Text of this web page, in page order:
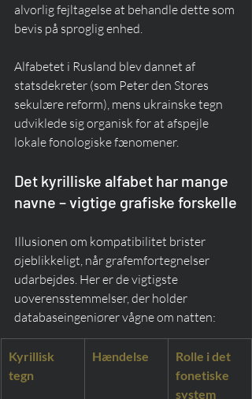
alvorlig fejltagelse at behandle dette som
bevis på sproglig enhed.
Alfabetet i Rusland blev dannet af
statsdekreter (som Peter den Stores
sekulære reform), mens ukrainske tegn
udviklede sig organisk for at afspejle
lokale fonologiske fænomener.
Det kyrilliske alfabet har mange
navne – vigtige grafiske forskelle
Illusionen om kompatibilitet brister
øjeblikkeligt, når grafemfortegnelser
udarbejdes. Her er de vigtigste
uoverensstemmelser, der holder
databaseingeniører vågne om natten:
Kyrillisk
tegn
Hændelse
Rolle i det
fonetiske
system